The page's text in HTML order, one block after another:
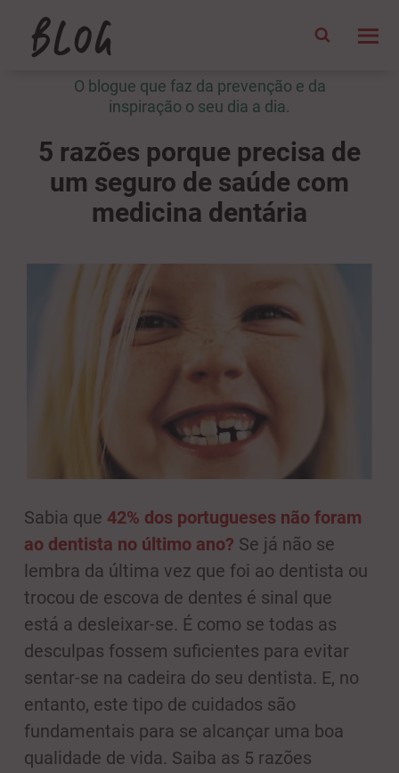
O blogue que faz da prevenção e da
inspiração o seu dia a dia.
5 razões porque precisa de
um seguro de saúde com
medicina dentária
Sabia que 42% dos portugueses não foram
ao dentista no último ano? Se já não se
lembra da última vez que foi ao dentista ou
trocou de escova de dentes é sinal que
está a desleixar-se. É como se todas as
desculpas fossem suficientes para evitar
sentar-se na cadeira do seu dentista. E, no
entanto, este tipo de cuidados são
fundamentais para se alcançar uma boa
qualidade de vida. Saiba as 5 razões